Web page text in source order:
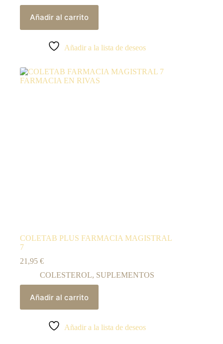
Añadir al carrito
Añadir a la lista de deseos
COLETAB PLUS FARMACIA MAGISTRAL
7
21,95 €
COLESTEROL, SUPLEMENTOS
Añadir al carrito
Añadir a la lista de deseos